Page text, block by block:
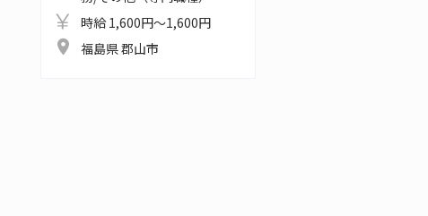
時給 1,600円～1,600円
福島県 郡山市